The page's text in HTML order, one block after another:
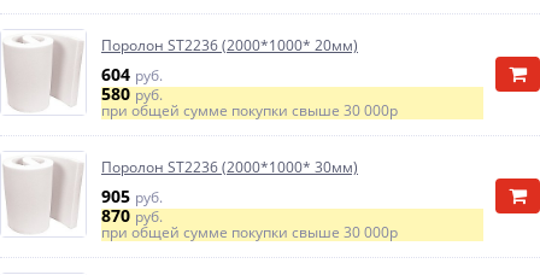
Поролон ST2236 (2000*1000* 20мм)
604 руб.
580руб.
при общей сумме покупки свыше 30 000р
Поролон ST2236 (2000*1000* 30мм)
905 руб.
870руб.
при общей сумме покупки свыше 30 000р